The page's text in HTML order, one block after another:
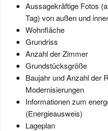
Aussagekräftige Fotos
Tag) von außen und
Wohnfläche
Grundriss
Anzahl der Zimmer
Grundstücksgröße
Baujahr und Anzahl der
Modernisierungen
Informationen zum
(Energieausweis)
Lageplan